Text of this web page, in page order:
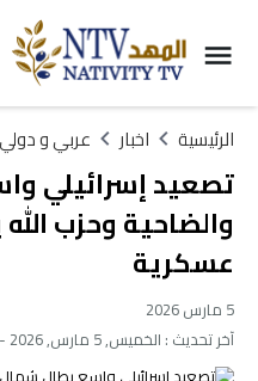
الرئيسية اخبار عربي و دولي
تصعيد إسرائيلي
والضاحية وحزب
عسكرية
5 مارس 2026
آخر تحديث : الخميس, 5 مارس, 2026 - 2:15 مساءً